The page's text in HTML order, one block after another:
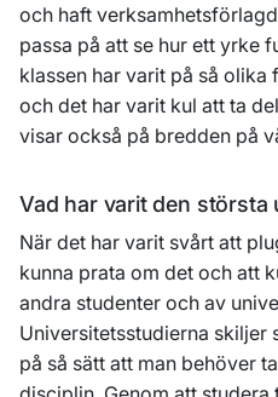
och haft
passa på att se hur ett yrke
klassen har varit på så
och det har varit kul att ta
visar också på bredden på
Vad har varit den största
När det har varit svårt att
kunna prata om det och att
andra studenter och av
Universitetsstudierna skiljer
på så sätt att man behöver